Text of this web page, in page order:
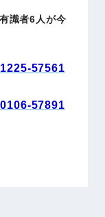
識者6人が今
57561
57891